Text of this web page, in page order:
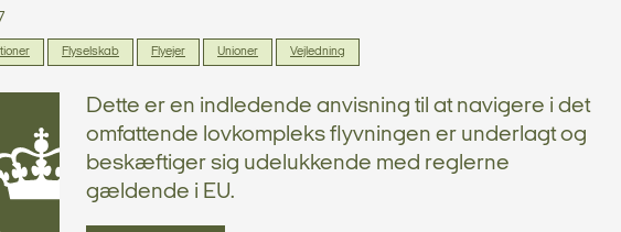
Flyselskab Flyejer Unioner Vejledning
Dette er en indledende anvisning til at navigere i det
omfattende lovkompleks flyvningen er underlagt og
beskæftiger sig udelukkende med reglerne
gældende i EU.